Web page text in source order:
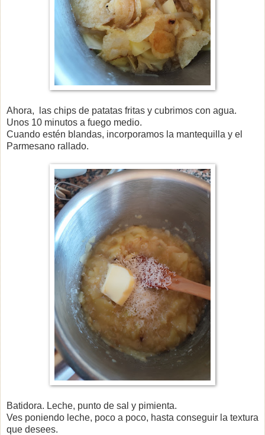
Ahora, las chips de patatas fritas y cubrimos con agua.
Unos 10 minutos a fuego medio.
Cuando estén blandas, incorporamos la mantequilla y el
Parmesano rallado.
Batidora. Leche, punto de sal y pimienta.
Ves poniendo leche, poco a poco, hasta conseguir la textura
que desees.